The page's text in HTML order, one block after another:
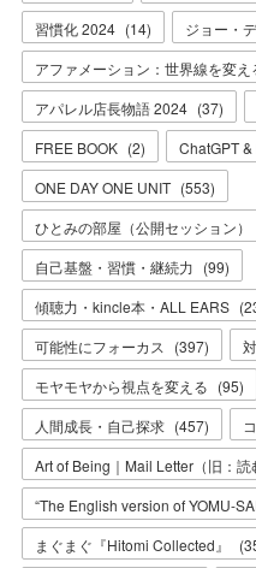
習慣化 2024 (14) ジョー・
アファメーション：世界線を変え
アパレル店長物語 2024 (37)
FREE BOOK (2) ChatGPT
ONE DAY ONE UNIT (553)
ひとみの部屋（公開セッション）
自己基盤・習慣・継続力 (99)
傾聴力・kincle本・ALL EARS (
可能性にフォーカス
(397)
モヤモヤから視点を変える (95)
人間成長・自己探求 (457)
Art of Being｜Mail Letter（旧：読
“The English version of YOMU-
まぐまぐ『Hitomi Collected』
(